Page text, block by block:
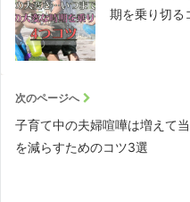
期を乗り切る
次のページへ
子育て中の夫婦喧嘩は増えて
を減らすためのコツ3選